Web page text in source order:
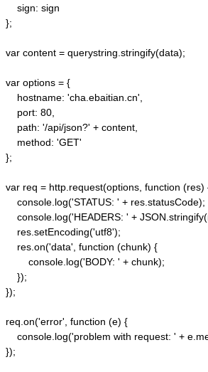
    sign: sign
};
var content = querystring.stringify(data);
var options = {
    hostname: 'cha.ebaitian.cn',
    port: 80,
    path: '/api/json?' + content,
    method: 'GET'
};
var req = http.request(options, function (res)
    console.log('STATUS: ' + res.statusCode);
console.log('HEADERS: ' +
    res.setEncoding('utf8');
    res.on('data', function (chunk) {
        console.log('BODY: ' + chunk);
    });
});
req.on('error', function (e) {
console.log('problem with request: ' +
});